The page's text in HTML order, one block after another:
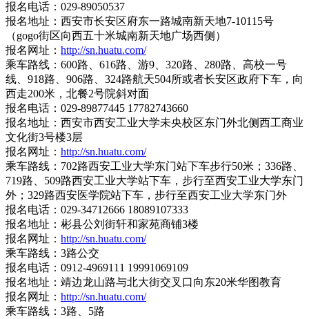
报名电话：029-89050537
报名地址：西安市长安区府东一路城南新天地7-10115号
（gogo街区向西五十米城南新天地广场西侧）
报名网址： http://sn.huatu.com/
乘车路线：600路、616路、游9、320路、280路、高校一号
线、918路、906路、324路航天504所或者长安区政府下车，向
西走200米，北餐2号院斜对面
报名电话：029-89877445 17782743660
报名地址：西安市西安工业大学未央校区东门外北侧西工商业
文化街3号楼3层
报名网址： http://sn.huatu.com/
乘车路线：702路西安工业大学东门站下车步行50米；336路、
719路、509路西安工业大学站下车，步行至西安工业大学东门
外；329路西安医学院站下车，步行至西安工业大学东门外
报名电话：029-34712666 18089107333
报名地址：彬县公刘街轩和家苑商铺3楼
报名网址： http://sn.huatu.com/
乘车路线：3路公交
报名电话：0912-4969111 19991069109
报名地址：靖边龙山路与北大街交叉口向东20米华图教育
报名网址： http://sn.huatu.com/
乘车路线：3路、5路